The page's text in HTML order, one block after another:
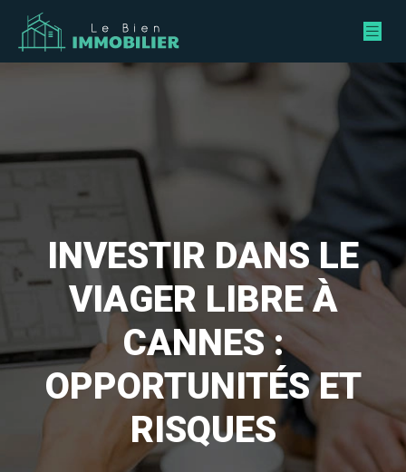
INVESTIR DANS LE
VIAGER LIBRE À
CANNES :
OPPORTUNITÉS ET
RISQUES